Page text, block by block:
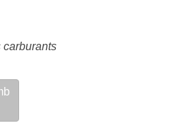
carburants